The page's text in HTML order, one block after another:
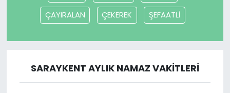
ÇAYIRALAN
ÇEKEREK ŞEFAATLİ
SARAYKENT AYLIK NAMAZ VAKITLERI